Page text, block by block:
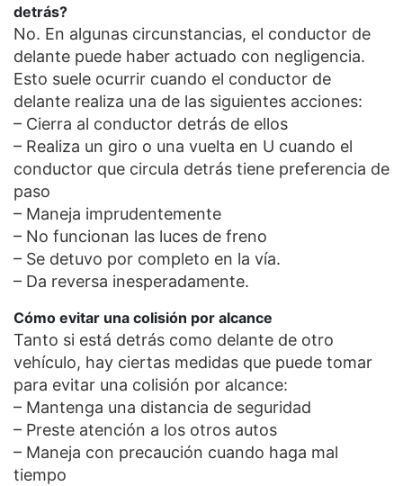
detrás?
No. En algunas circunstancias, el conductor de
delante puede haber actuado con negligencia.
Esto suele ocurrir cuando el conductor de
delante realiza una de las siguientes acciones:
– Cierra al conductor detrás de ellos
– Realiza un giro o una vuelta en U cuando el
conductor que circula detrás tiene preferencia de
paso
– Maneja imprudentemente
– No funcionan las luces de freno
– Se detuvo por completo en la vía.
– Da reversa inesperadamente.
Cómo evitar una colisión por alcance
Tanto si está detrás como delante de otro
vehículo, hay ciertas medidas que puede tomar
para evitar una colisión por alcance:
– Mantenga una distancia de seguridad
– Preste atención a los otros autos
– Maneja con precaución cuando haga mal
tiempo